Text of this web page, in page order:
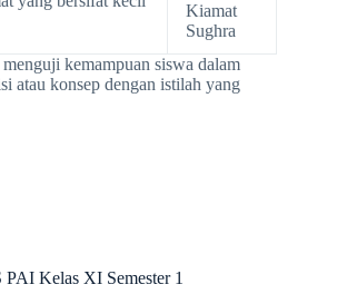
Kiamat
Sughra
kemampuan siswa dalam
atau konsep dengan istilah yang
Kelas XI Semester 1